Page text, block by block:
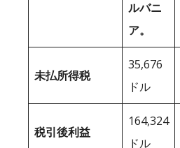
ルバニ
ア。
未払所得税
35,676
ドル
税引後利益
164,324
ドル